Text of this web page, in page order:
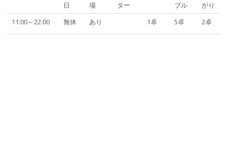
日
場
ター
ブル
がり
11:00～22:00
無休 あり 1卓 5卓 2卓